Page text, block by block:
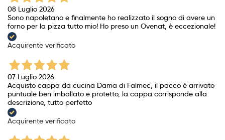
08 Luglio 2026
Sono napoletano e finalmente ho realizzato il sogno di avere un
forno per la pizza tutto mio! Ho preso un Ovenat, è eccezionale!
Acquirente verificato
07 Luglio 2026
Acquisto cappa da cucina Dama di Falmec, il pacco è arrivato
puntuale ben imballato e protetto, la cappa corrisponde alla
descrizione, tutto perfetto
Acquirente verificato